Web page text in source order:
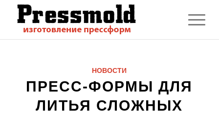
НОВОСТИ
ПРЕСС-ФОРМЫ ДЛЯ
ЛИТЬЯ СЛОЖНЫХ